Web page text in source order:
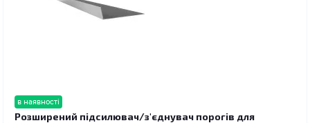
в наявності
Розширений підсилювач/з'єднувач порогів для